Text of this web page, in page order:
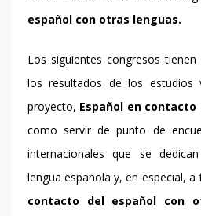
español con otras lenguas.
Los siguientes congresos
los resultados de los estudios
proyecto, Español en
como servir de punto de
internacionales que se
lengua española y, en especial,
contacto del español con